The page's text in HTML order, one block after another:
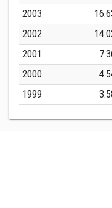
2003
2002
2001
2000
1999